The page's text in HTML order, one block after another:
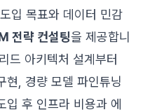
입 목표와 데이터 민감
전략 컨설팅을 제공합니
드 아키텍처 설계부터
현, 경량 모델 파인튜닝
후 인프라 비용과 에